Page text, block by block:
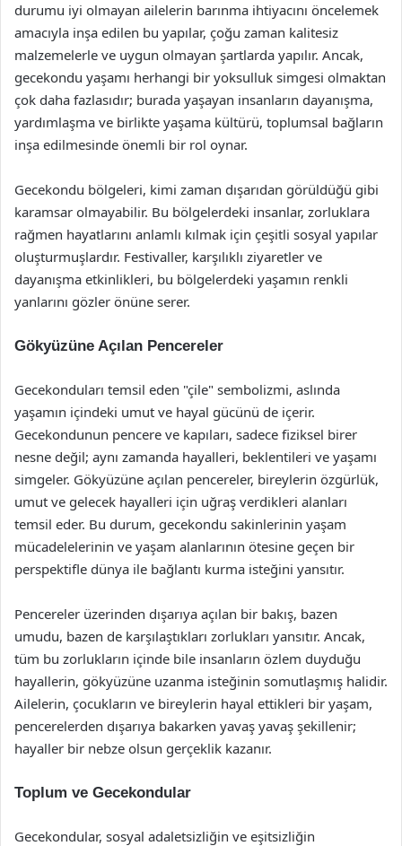
durumu iyi olmayan ailelerin barınma ihtiyacını öncelemek
amacıyla inşa edilen bu yapılar, çoğu zaman kalitesiz
malzemelerle ve uygun olmayan şartlarda yapılır. Ancak,
gecekondu yaşamı herhangi bir yoksulluk simgesi olmaktan
çok daha fazlasıdır; burada yaşayan insanların dayanışma,
yardımlaşma ve birlikte yaşama kültürü, toplumsal bağların
inşa edilmesinde önemli bir rol oynar.
Gecekondu bölgeleri, kimi zaman dışarıdan görüldüğü gibi
karamsar olmayabilir. Bu bölgelerdeki insanlar, zorluklara
rağmen hayatlarını anlamlı kılmak için çeşitli sosyal yapılar
oluşturmuşlardır. Festivaller, karşılıklı ziyaretler ve
dayanışma etkinlikleri, bu bölgelerdeki yaşamın renkli
yanlarını gözler önüne serer.
Gökyüzüne Açılan Pencereler
Gecekonduları temsil eden "çile" sembolizmi, aslında
yaşamın içindeki umut ve hayal gücünü de içerir.
Gecekondunun pencere ve kapıları, sadece fiziksel birer
nesne değil; aynı zamanda hayalleri, beklentileri ve yaşamı
simgeler. Gökyüzüne açılan pencereler, bireylerin özgürlük,
umut ve gelecek hayalleri için uğraş verdikleri alanları
temsil eder. Bu durum, gecekondu sakinlerinin yaşam
mücadelelerinin ve yaşam alanlarının ötesine geçen bir
perspektifle dünya ile bağlantı kurma isteğini yansıtır.
Pencereler üzerinden dışarıya açılan bir bakış, bazen
umudu, bazen de karşılaştıkları zorlukları yansıtır. Ancak,
tüm bu zorlukların içinde bile insanların özlem duyduğu
hayallerin, gökyüzüne uzanma isteğinin somutlaşmış halidir.
Ailelerin, çocukların ve bireylerin hayal ettikleri bir yaşam,
pencerelerden dışarıya bakarken yavaş yavaş şekillenir;
hayaller bir nebze olsun gerçeklik kazanır.
Toplum ve Gecekondular
Gecekondular, sosyal adaletsizliğin ve eşitsizliğin